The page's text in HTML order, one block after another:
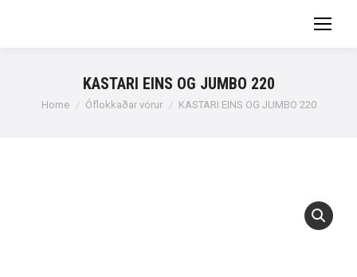
KASTARI EINS OG JUMBO 220
You are here:
Home Óflokkaðar vörur KASTARI EINS OG JUMBO 220